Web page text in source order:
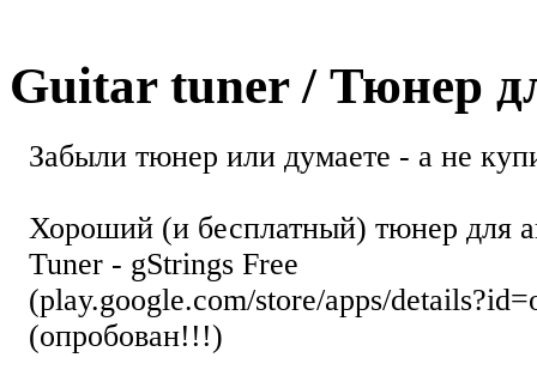
Guitar tuner / Тюнер
Забыли тюнер или думаете - а не
Хороший (и бесплатный) тюнер для
Tuner - gStrings Free
(play.google.com/store/apps/
(опробован!!!)